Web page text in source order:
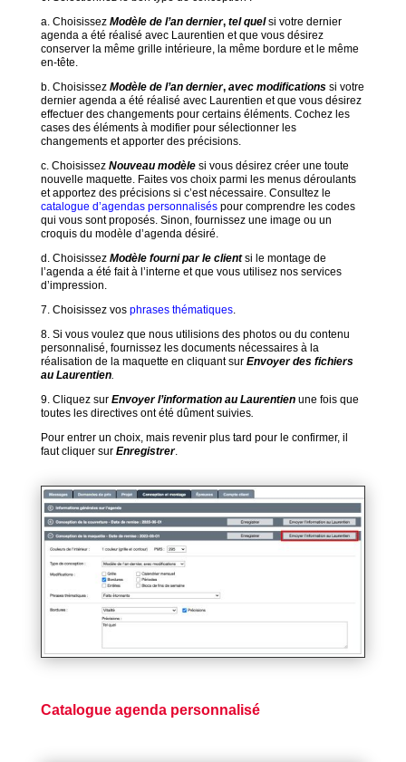
a. Choisissez Modèle de l’an dernier, tel quelsi votre dernier
agenda a été réalisé avec Laurentien et que vous désirez
conserver la même grille intérieure, la même bordure et le même
en-tête.
b. Choisissez Modèle de l’an dernier, avec modificationssi votre
dernier agenda a été réalisé avec Laurentien et que vous désirez
effectuer des changements pour certains éléments. Cochez les
cases des éléments à modifier pour sélectionner les
changements et apporter des précisions.
c. Choisissez Nouveau modèlesi vous désirez créer une toute
nouvelle maquette. Faites vos choix parmi les menus déroulants
et apportez des précisions si c’est nécessaire. Consultez le
catalogue d’agendas personnaliséspour comprendre les codes
qui vous sont proposés. Sinon, fournissez une image ou un
croquis du modèle d’agenda désiré.
d. Choisissez Modèle fourni par le clientsi le montage de
l’agenda a été fait à l’interne et que vous utilisez nos services
d’impression.
7. Choisissez vos phrases thématiques.
8. Si vous voulez que nous utilisions des photos ou du contenu
personnalisé, fournissez les documents nécessaires à la
réalisation de la maquette en cliquant sur Envoyer des fichiers
au Laurentien.
9. Cliquez sur Envoyer l’information au Laurentienune fois que
toutes les directives ont été dûment suivies.
Pour entrer un choix, mais revenir plus tard pour le confirmer, il
faut cliquer sur Enregistrer.
Catalogue agenda personnalisé